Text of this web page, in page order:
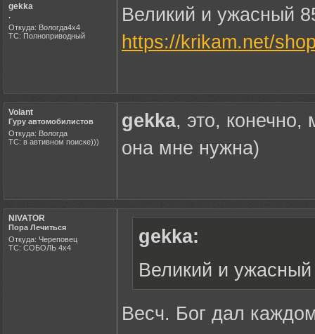
gekka
.
Откуда: Вологда4х4
ТС: Полноприводный
Великий и ужасный
https://krikam.net/
Volant
Гуру автомобилистов
Откуда: Вологда
ТС: в автивном поиске)))
gekka, это, конечно,
она мне нужна)
NIVATOR
Пора Лечиться
Откуда: Череповец
ТС: СОБОЛЬ 4х4
gekka:
Великий и
Весч. Бог дал